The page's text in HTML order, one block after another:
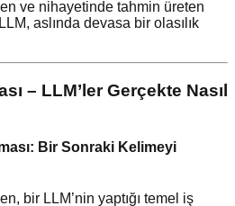
ve nihayetinde tahmin üreten
aslında devasa bir olasılık
– LLM’ler Gerçekte Nasıl
Bir Sonraki Kelimeyi
bir LLM’nin yaptığı temel iş